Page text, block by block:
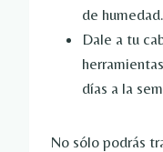
de humedad.
Dale a tu
días a la
No sólo podrás